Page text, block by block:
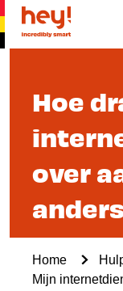
Overslaan
naar
Hoe
over
Home
Mijn